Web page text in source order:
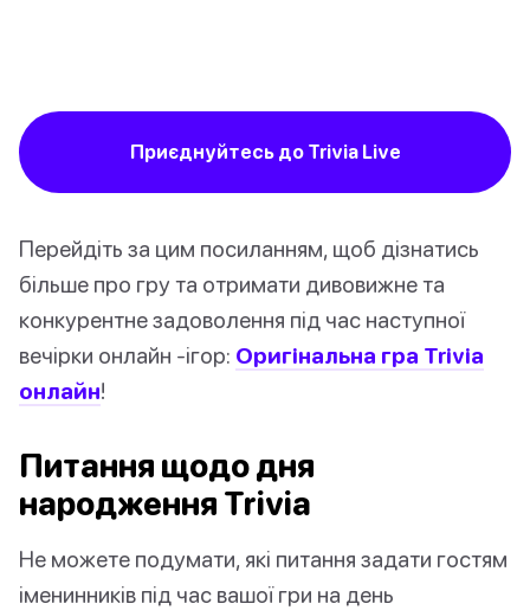
Приєднуйтесь до Trivia Live
Перейдіть за цим посиланням, щоб дізнатись
більше про гру та отримати дивовижне та
конкурентне задоволення під час наступної
вечірки онлайн -ігор: Оригінальна гра Trivia
онлайн!
Питання щодо дня
народження Trivia
Не можете подумати, які питання задати гостям
іменинників під час вашої гри на день